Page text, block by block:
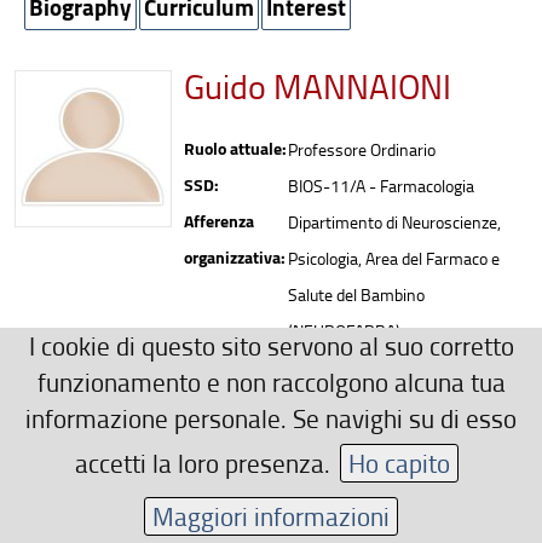
Biography Curriculum Interest
Guido MANNAIONI
Ruolo attuale:Professore Ordinario
SSD: BIOS-11/A - Farmacologia
Afferenza
organizzativa:
Dipartimento di Neuroscienze,
Psicologia, Area del Farmaco e
Salute del Bambino
(NEUROFARBA)
Recapiti
0552758199
Area riservata
I cookie di questo sito servono al suo corretto
funzionamento e non raccolgono alcuna tua
informazione personale. Se navighi su di esso
accetti la loro presenza. Ho capito
Maggiori informazioni